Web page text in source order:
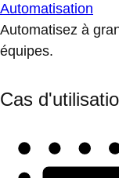
Automatisation
Automatisez à
équipes.
Cas